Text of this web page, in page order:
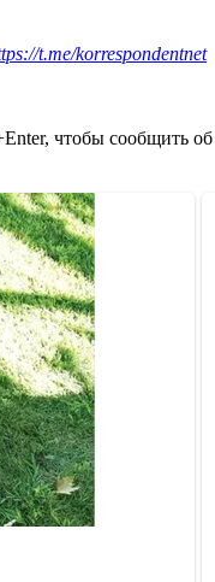
t.me/korrespondentnet
чтобы сообщить